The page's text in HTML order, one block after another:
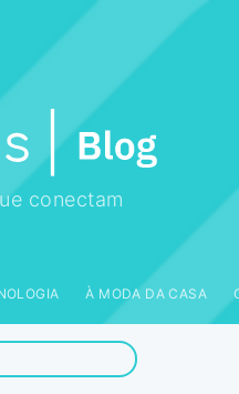
conectam
À MODA DA CASA